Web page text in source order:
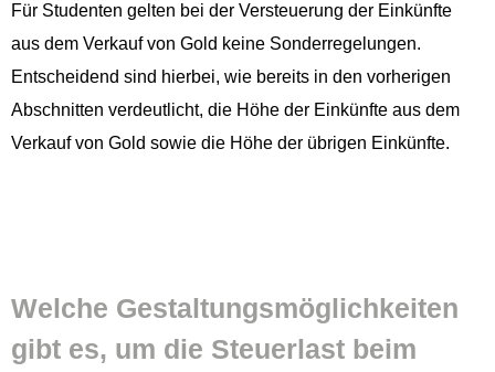
Für Stu­den­ten gel­ten bei der Ver­s­teuerung der Einkün­fte
aus dem Verkauf von Gold keine Son­der­regelun­gen.
Entschei­dend sind hier­bei, wie bere­its in den vorheri­gen
Abschnit­ten verdeut­licht, die Höhe der Einkün­fte aus dem
Verkauf von Gold sowie die Höhe der übri­gen Einkünfte.
Welche Gestal­tungsmöglichkeit­en
gibt es, um die Steuer­last beim